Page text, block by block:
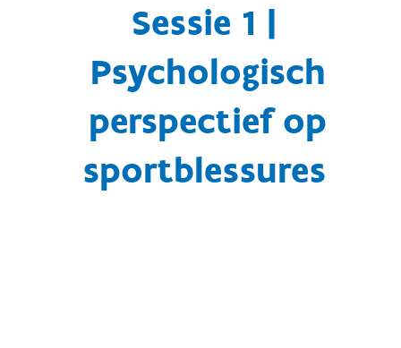
Sessie 1 |
Psychologisch
perspectief op
sportblessures